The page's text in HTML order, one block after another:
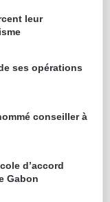
leur
ses opérations
conseiller à
d’accord
Gabon